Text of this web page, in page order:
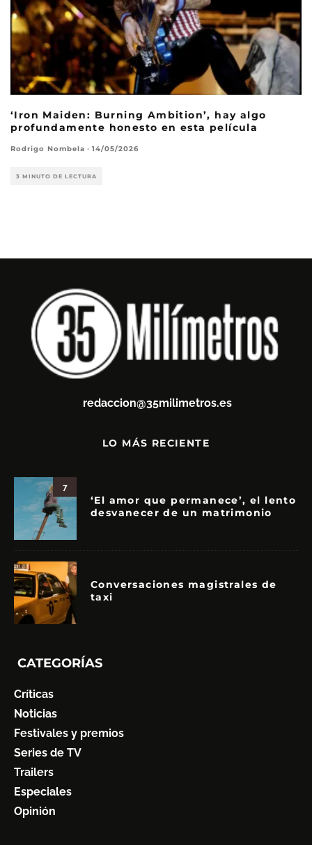
‘Iron Maiden: Burning Ambition’, hay algo
profundamente honesto en esta película
Rodrigo Nombela · 14/05/2026
3 MINUTO DE LECTURA
redaccion@35milimetros.es
LO MÁS RECIENTE
7
‘El amor que permanece’, el lento
desvanecer de un matrimonio
Conversaciones magistrales de
taxi
CATEGORÍAS
Críticas
Noticias
Festivales y premios
Series de TV
Trailers
Especiales
Opinión